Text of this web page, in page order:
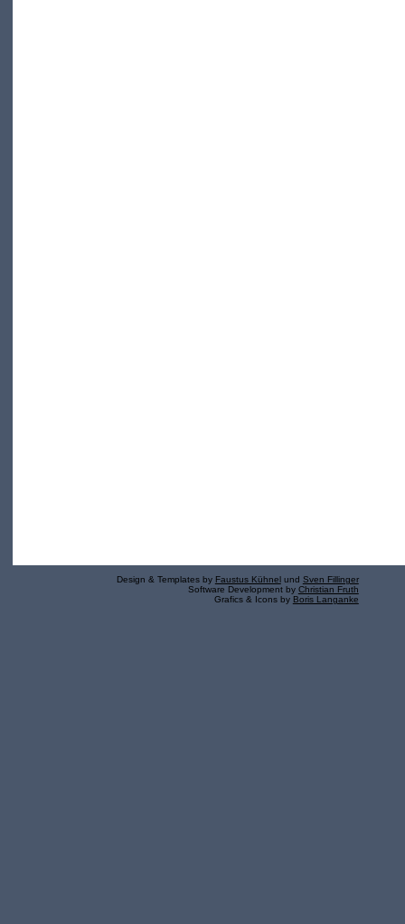
Design & Templates by Faustus Kühnel und Sven Fillinger
Software Development by Christian Fruth
Grafics & Icons by Boris Langanke